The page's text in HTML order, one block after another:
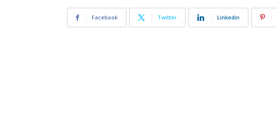
Facebook Twitter Linkedin